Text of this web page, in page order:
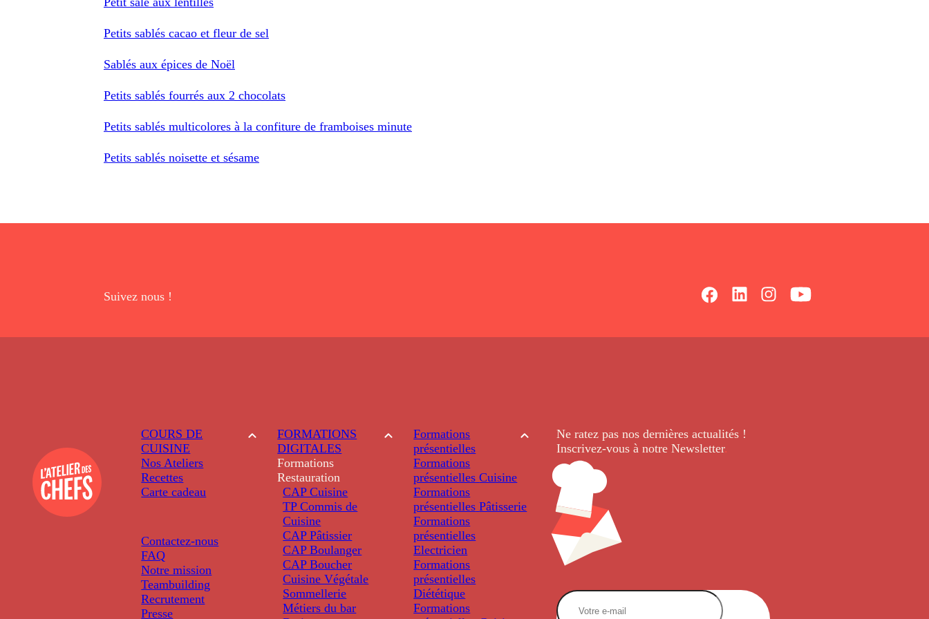
Petits sablés cacao et fleur de sel
Sablés aux épices de Noël
Petits sablés fourrés aux 2 chocolats
Petits sablés multicolores à la confiture de framboises minute
Petits sablés noisette et sésame
Suivez nous !
COURS DE
CUISINE
Nos Ateliers
Recettes
Carte cadeau
Contactez-nous
FAQ
Notre mission
Teambuilding
Recrutement
Presse
FORMATIONS
DIGITALES
Formations
Restauration
CAP Cuisine
TP Commis de
Cuisine
CAP Pâtissier
CAP Boulanger
CAP Boucher
Cuisine Végétale
Sommellerie
Métiers du bar
Formations
présentielles
Formations
présentielles Cuisine
Formations
présentielles Pâtisserie
Formations
présentielles
Electricien
Formations
présentielles
Diététique
Formations
Ne ratez pas nos dernièresactualités !
Inscrivez-vous à notre Newsletter.